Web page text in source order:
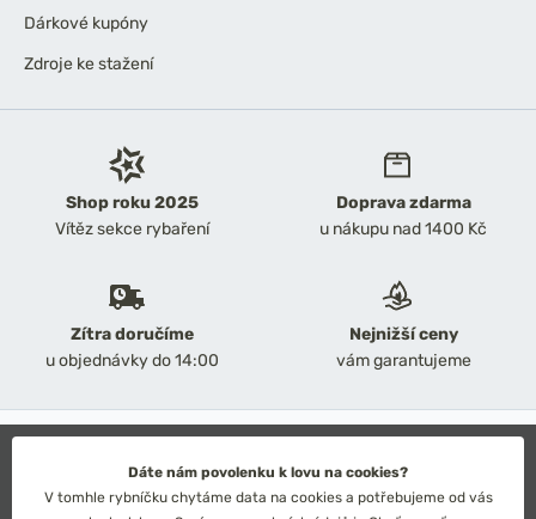
Shop roku 2025
Vítěz sekce rybaření
Doprava zdarma
u nákupu nad 1400 Kč
Zítra doručíme
u objednávky do 14:00
Nejnižší ceny
vám garantujeme
Dárkové kupóny
Zdroje ke stažení
Obchodní podmínky
Ochrana osobních údajů
Dáte nám povolenku k lovu na cookies?
V tomhle rybníčku chytáme data na cookies a potřebujeme od vás